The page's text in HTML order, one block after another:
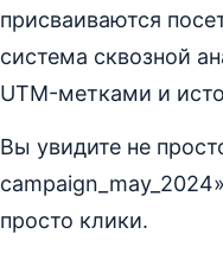
присваиваются
система сквозной
UTM-метками и
Вы увидите не
просто клики.